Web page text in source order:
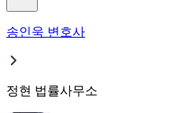
송인욱 변호사
정현 법률사무소